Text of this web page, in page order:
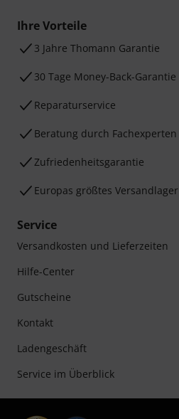
Ihre Vorteile
3 Jahre Thomann Garantie
30 Tage Money-Back-Garantie
Reparaturservice
Beratung durch Fachexperten
Zufriedenheitsgarantie
Europas größtes Versandlager
Service
Versandkosten und Lieferzeiten
Hilfe-Center
Gutscheine
Kontakt
Ladengeschäft
Service im Überblick